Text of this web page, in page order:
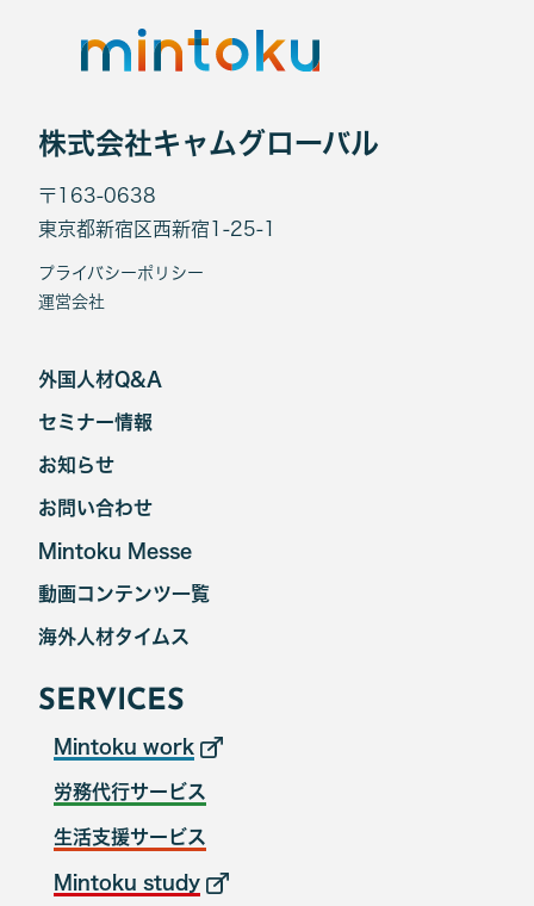
株式会社キャムグローバル
〒163-0638
東京都新宿区西新宿1-25-1
プライバシーポリシー
運営会社
外国人材Q&A
セミナー情報
お知らせ
お問い合わせ
Mintoku Messe
海外人材タイムス
動画コンテンツ一覧
SERVICES
Mintoku work
労務代行サービス
生活支援サービス
Mintoku study